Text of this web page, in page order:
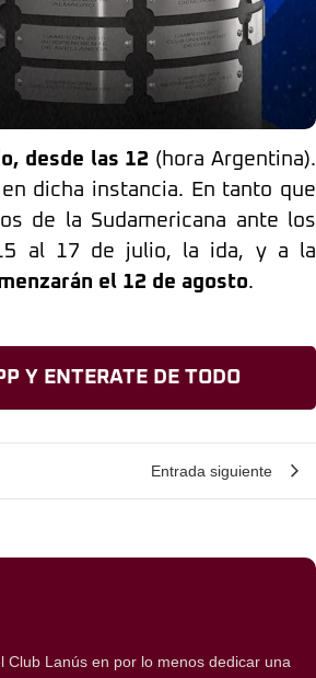
desde las 12 (hora Argentina).
dicha instancia. En tanto que
de la Sudamericana ante los
al 17 de julio, la ida, y a la
el 12 de agosto.
Y ENTERATE DE TODO
Entrada siguiente
Club Lanús en por lo menos dedicar una